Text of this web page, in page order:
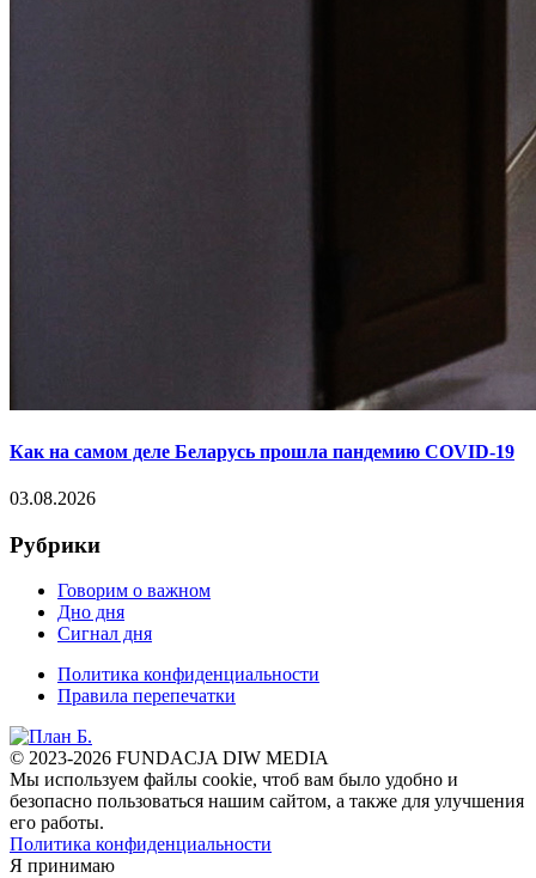
Как на самом деле Беларусь прошла пандемию COVID-19
03.08.2026
Рубрики
Говорим о важном
Дно дня
Сигнал дня
Политика конфиденциальности
Правила перепечатки
© 2023-2026 FUNDACJA DIW MEDIA
Мы используем файлы cookie, чтоб вам было удобно и
безопасно пользоваться нашим сайтом, а также для улучшения
его работы.
Политика конфиденциальности
Я принимаю